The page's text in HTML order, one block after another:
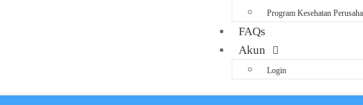
Program Kesehatan
FAQs
Akun
Login